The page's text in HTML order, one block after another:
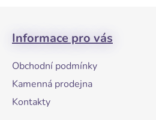
Informace pro vás
Obchodní podmínky
Kamenná prodejna
Kontakty